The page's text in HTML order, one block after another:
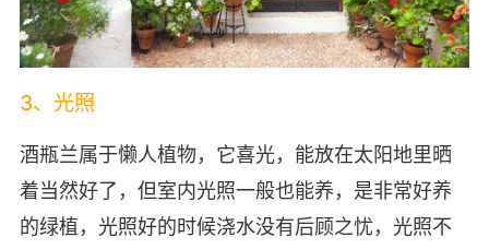
3、光照
酒瓶兰属于懒人植物，它喜光，能放在太阳地里晒
着当然好了，但室内光照一般也能养，是非常好养
的绿植，光照好的时候浇水没有后顾之忧，光照不